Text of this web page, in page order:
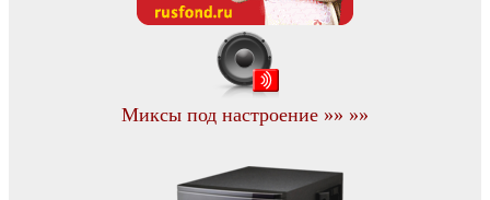
Миксы под настроение »» »»